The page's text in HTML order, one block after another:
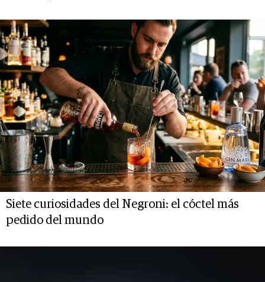
Siete curiosidades del Negroni: el cóctel más
pedido del mundo